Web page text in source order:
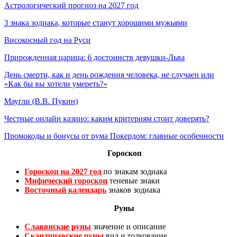
Астрологический прогноз на 2027 год
3 знака зодиака, которые станут хорошими мужьями
Високосный год на Руси
Прирожденная царица: 6 достоинств девушки-Льва
День смерти, как и день рождения человека, не случаен или
«Как бы вы хотели умереть?»
Маугли (В.В. Пукин)
Честные онлайн казино: каким критериям стоит доверять?
Промокоды и бонусы от рума Покердом: главные особенности
Гороскоп
Гороскоп на 2027 год по знакам зодиака
Мифический гороскоп теневые знаки
Восточный календарь знаков зодиака
Руны
Славянские руны значение и описание